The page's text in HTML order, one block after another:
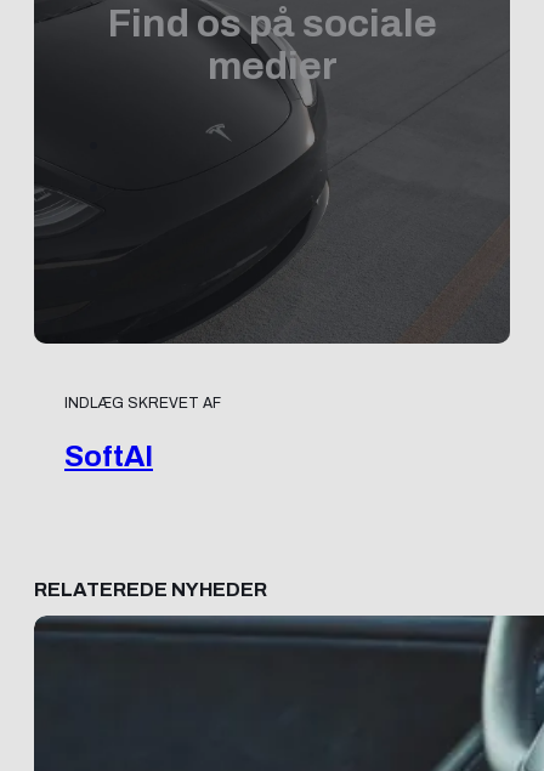
Find os på sociale
medier
INDLÆG SKREVET AF
SoftAI
RELATEREDE NYHEDER